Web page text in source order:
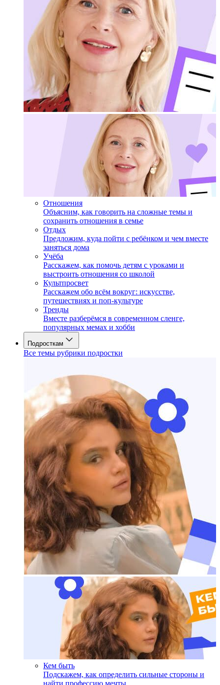
Отношения
Объясним, как говорить на сложные темы и
сохранить отношения в семье
Отдых
Предложим, куда пойти с ребёнком и чем вместе
заняться дома
Учёба
Расскажем, как помочь детям с уроками и
выстроить отношения со школой
Культпросвет
Расскажем обо всём вокруг: искусстве,
путешествиях и поп-культуре
Тренды
Вместе разберёмся в современном сленге,
популярных мемах и хобби
Подросткам
Все темы рубрики подростки
Кем быть
Подскажем, как определить сильные стороны и
найти профессию мечты